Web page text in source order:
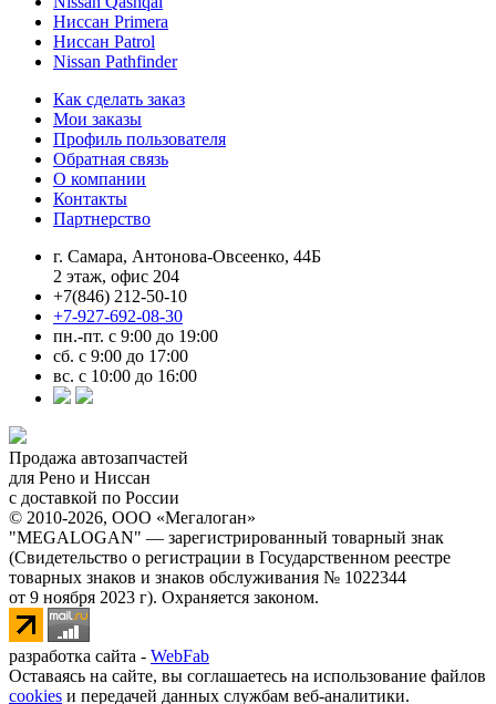
Ниссан Primera
Ниссан Patrol
Nissan Pathfinder
Как сделать заказ
Мои заказы
Профиль пользователя
Обратная связь
О компании
Контакты
Партнерство
г. Самара, Антонова-Овсеенко, 44Б
2 этаж, офис 204
+7(846) 212-50-10
+7-927-692-08-30
пн.-пт. с 9:00 до 19:00
сб. с 9:00 до 17:00
вс. с 10:00 до 16:00
Продажа автозапчастей
для Рено и Ниссан
с доставкой по России
© 2010-2026, ООО «Мегалоган»
"MEGALOGAN" — зарегистрированный товарный знак
(Свидетельство о регистрации в Государственном реестре
товарных знаков и знаков обслуживания № 1022344
от 9 ноября 2023 г). Охраняется законом.
разработка сайта - WebFab
Оставаясь на сайте, вы соглашаетесь на использование файлов
cookies и передачей данных службам веб-аналитики.